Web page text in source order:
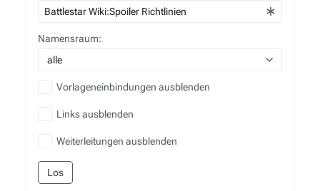
Namensraum:
alle
Vorlageneinbindungen ausblenden
Links ausblenden
Weiterleitungen ausblenden
Los